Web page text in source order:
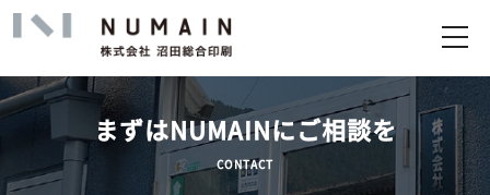
トップ
サービス
実績
まずはNUMAINにご相談を
CONTACT